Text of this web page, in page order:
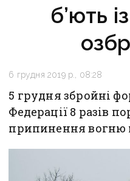
б’ють
6 грудня 2019 р., 08:28
5 грудня збройні
Федерації 8 разів
припинення вогню